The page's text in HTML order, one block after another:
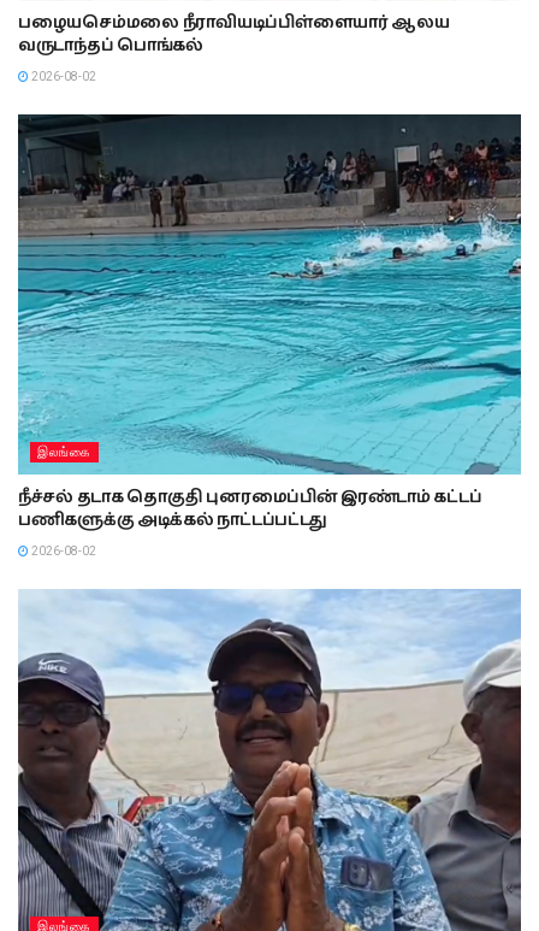
பழையசெம்மலை நீராவியடிப்பிள்ளையார் ஆலய
வருடாந்தப் பொங்கல்
2026-08-02
இலங்கை
நீச்சல் தடாக தொகுதி புனரமைப்பின் இரண்டாம் கட்டப்
பணிகளுக்கு அடிக்கல் நாட்டப்பட்டது
2026-08-02
இலங்கை